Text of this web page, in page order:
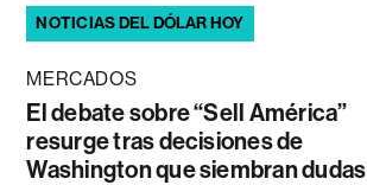
NOTICIAS DEL DÓLAR HOY
MERCADOS
El debate sobre “Sell América”
resurge tras decisiones de
Washington que siembran dudas